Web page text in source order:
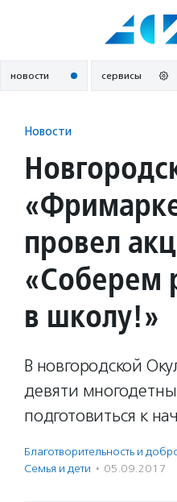
новости сервисы
Новости
провел
«Соберем
в школу!»
В новгородской
девяти
подготовиться к
Благотвори­тель­ность и
Семья и дети · 05.09.2017